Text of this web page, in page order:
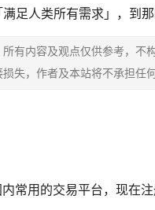
足人类所有需求」，到
有内容及观点仅供参考，不
失，作者及本站将不承担任何
常用的交易平台，现在注